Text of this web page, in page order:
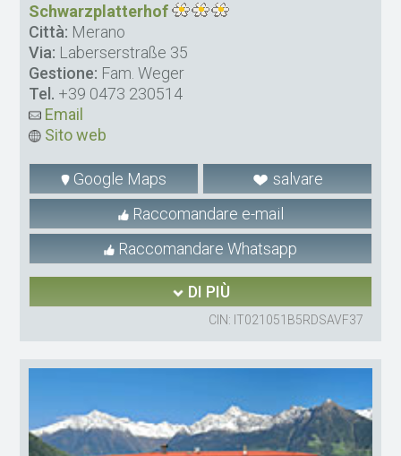
Schwarzplatterhof
Città: Merano
Via: Laberserstraße 35
Gestione: Fam. Weger
Tel. +39 0473 230514
Email
Sito web
Google Maps
salvare
Raccomandare e-mail
Raccomandare Whatsapp
DI PIÙ
CIN: IT021051B5RDSAVF37